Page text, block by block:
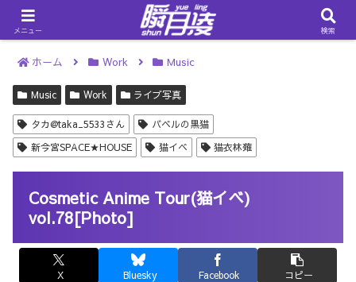
ホーム Work Music
Music Work ライブ写真
タカ@taka_5533さん
バベルの黒猫
新今宮SPACE★HOUSE
猫イベ 猫衣林薙
Cosmetic Anime Tour(猫イベ)
vol.78[Photo]
X Bluesky Facebook コピー
メニュー 検索